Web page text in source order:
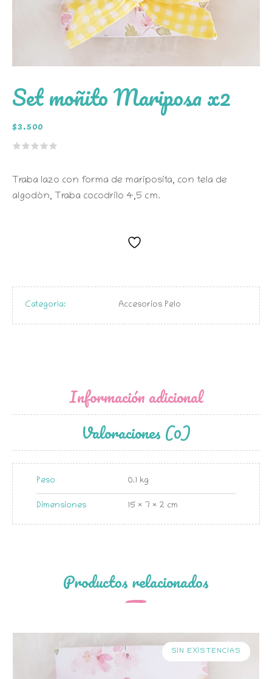
Set moñito Mariposa x2
$3.500
Traba lazo con forma de mariposita, con tela de
algodón, Traba cocodrilo 4,5 cm.
Categoría: Accesorios Pelo
Información adicional
Valoraciones (0)
Peso 0.1 kg
Dimensiones 15 × 7 × 2 cm
Productos relacionados
SIN EXISTENCIAS